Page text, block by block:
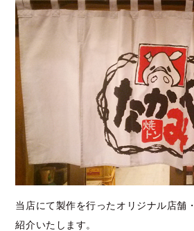
当店にて製作を行ったオリジナル店舗
紹介いたします。